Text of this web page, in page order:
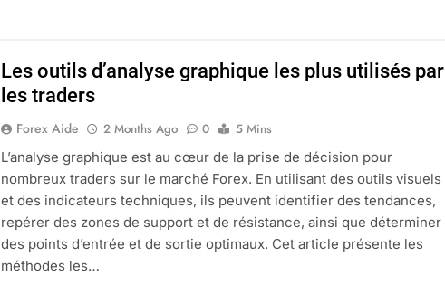
Les outils d’analyse graphique les plus utilisés par
les traders
Forex Aide 2 Months Ago 0
5 Mins
L’analyse graphique est au cœur de la prise de décision pour
nombreux traders sur le marché Forex. En utilisant des outils visuels
et des indicateurs techniques, ils peuvent identifier des tendances,
repérer des zones de support et de résistance, ainsi que déterminer
des points d’entrée et de sortie optimaux. Cet article présente les
méthodes les…